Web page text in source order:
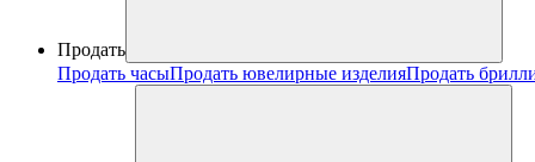
Продать
Продать часыПродать ювелирные изделияПродать